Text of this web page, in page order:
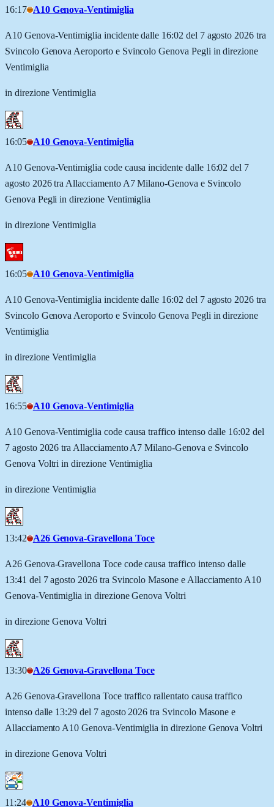
16:17 A10 Genova-Ventimiglia
A10 Genova-Ventimiglia incidente dalle 16:02 del 7 agosto 2026 tra
Svincolo Genova Aeroporto e Svincolo Genova Pegli in direzione
Ventimiglia
in direzione Ventimiglia
16:05 A10 Genova-Ventimiglia
A10 Genova-Ventimiglia code causa incidente dalle 16:02 del 7
agosto 2026 tra Allacciamento A7 Milano-Genova e Svincolo
Genova Pegli in direzione Ventimiglia
in direzione Ventimiglia
16:05 A10 Genova-Ventimiglia
A10 Genova-Ventimiglia incidente dalle 16:02 del 7 agosto 2026 tra
Svincolo Genova Aeroporto e Svincolo Genova Pegli in direzione
Ventimiglia
in direzione Ventimiglia
16:55 A10 Genova-Ventimiglia
A10 Genova-Ventimiglia code causa traffico intenso dalle 16:02 del
7 agosto 2026 tra Allacciamento A7 Milano-Genova e Svincolo
Genova Voltri in direzione Ventimiglia
in direzione Ventimiglia
13:42 A26 Genova-Gravellona Toce
A26 Genova-Gravellona Toce code causa traffico intenso dalle
13:41 del 7 agosto 2026 tra Svincolo Masone e Allacciamento A10
Genova-Ventimiglia in direzione Genova Voltri
in direzione Genova Voltri
13:30 A26 Genova-Gravellona Toce
A26 Genova-Gravellona Toce traffico rallentato causa traffico
intenso dalle 13:29 del 7 agosto 2026 tra Svincolo Masone e
Allacciamento A10 Genova-Ventimiglia in direzione Genova Voltri
in direzione Genova Voltri
11:24 A10 Genova-Ventimiglia